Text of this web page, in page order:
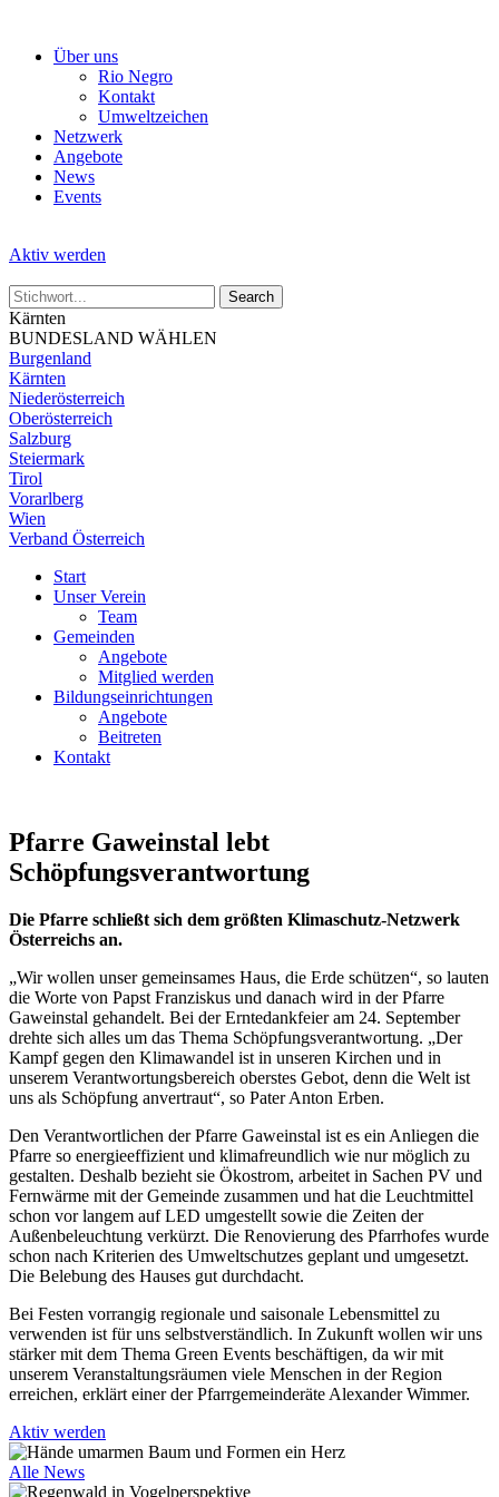
Über uns
Rio Negro
Kontakt
Umweltzeichen
Netzwerk
Angebote
News
Events
Aktiv werden
Kärnten
BUNDESLAND WÄHLEN
Burgenland
Kärnten
Niederösterreich
Oberösterreich
Salzburg
Steiermark
Tirol
Vorarlberg
Wien
Verband Österreich
Start
Unser Verein
Team
Gemeinden
Angebote
Mitglied werden
Bildungseinrichtungen
Angebote
Beitreten
Kontakt
Pfarre Gaweinstal lebt
Schöpfungsverantwortung
Die Pfarre schließt sich dem größten Klimaschutz-Netzwerk
Österreichs an.
„Wir wollen unser gemeinsames Haus, die Erde schützen“, so lauten
die Worte von Papst Franziskus und danach wird in der Pfarre
Gaweinstal gehandelt. Bei der Erntedankfeier am 24. September
drehte sich alles um das Thema Schöpfungsverantwortung. „Der
Kampf gegen den Klimawandel ist in unseren Kirchen und in
unserem Verantwortungsbereich oberstes Gebot, denn die Welt ist
uns als Schöpfung anvertraut“, so Pater Anton Erben.
Den Verantwortlichen der Pfarre Gaweinstal ist es ein Anliegen die
Pfarre so energieeffizient und klimafreundlich wie nur möglich zu
gestalten. Deshalb bezieht sie Ökostrom, arbeitet in Sachen PV und
Fernwärme mit der Gemeinde zusammen und hat die Leuchtmittel
schon vor langem auf LED umgestellt sowie die Zeiten der
Außenbeleuchtung verkürzt. Die Renovierung des Pfarrhofes wurde
schon nach Kriterien des Umweltschutzes geplant und umgesetzt.
Die Belebung des Hauses gut durchdacht.
Bei Festen vorrangig regionale und saisonale Lebensmittel zu
verwenden ist für uns selbstverständlich. In Zukunft wollen wir uns
stärker mit dem Thema Green Events beschäftigen, da wir mit
unserem Veranstaltungsräumen viele Menschen in der Region
erreichen, erklärt einer der Pfarrgemeinderäte Alexander Wimmer.
Aktiv werden
Alle News